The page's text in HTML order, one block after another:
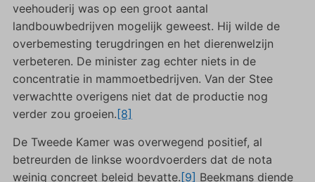
veehouderij was op een groot aantal
landbouwbedrijven mogelijk geweest. Hij wilde de
overbemesting terugdringen en het dierenwelzijn
verbeteren. De minister zag echter niets in de
concentratie in mammoetbedrijven. Van der Stee
verwachtte overigens niet dat de productie nog
verder zou groeien.[8]
De Tweede Kamer was overwegend positief, al
betreurden de linkse woordvoerders dat de nota
weinig concreet beleid bevatte.[9] Beekmans diende